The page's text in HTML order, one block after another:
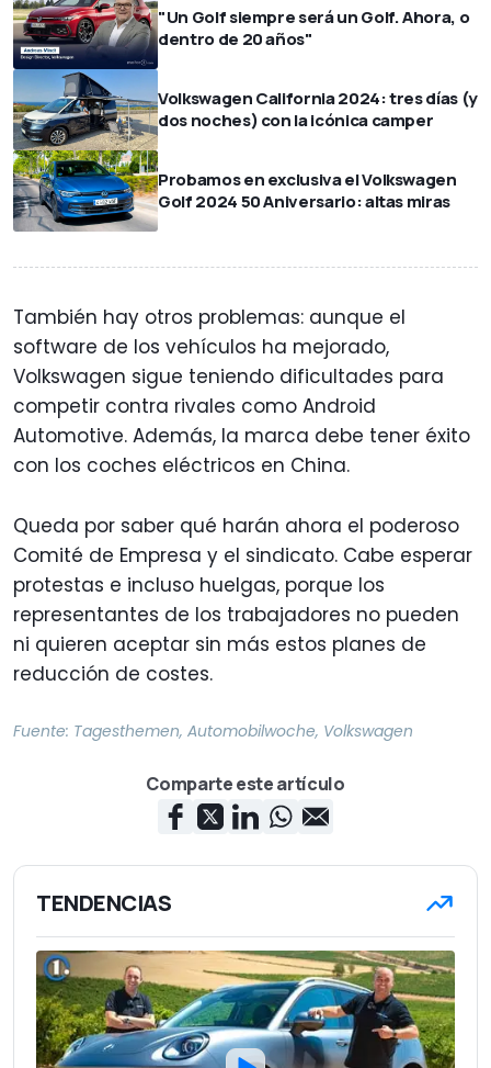
"Un Golf siempre será un Golf. Ahora, o
dentro de 20 años"
Volkswagen California 2024: tres días (y
dos noches) con la icónica camper
Probamos en exclusiva el Volkswagen
Golf 2024 50 Aniversario: altas miras
También hay otros problemas: aunque el
software de los vehículos ha mejorado,
Volkswagen sigue teniendo dificultades para
competir contra rivales como Android
Automotive. Además, la marca debe tener éxito
con los coches eléctricos en China.
Queda por saber qué harán ahora el poderoso
Comité de Empresa y el sindicato. Cabe esperar
protestas e incluso huelgas, porque los
representantes de los trabajadores no pueden
ni quieren aceptar sin más estos planes de
reducción de costes.
Fuente: Tagesthemen, Automobilwoche, Volkswagen
Comparte este artículo
TENDENCIAS